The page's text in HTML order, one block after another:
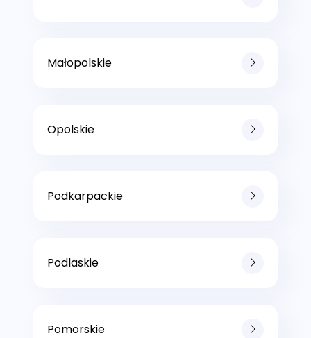
Małopolskie
Opolskie
Podkarpackie
Podlaskie
Pomorskie